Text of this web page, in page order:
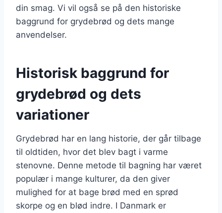
din smag. Vi vil også se på den historiske
baggrund for grydebrød og dets mange
anvendelser.
Historisk baggrund for
grydebrød og dets
variationer
Grydebrød har en lang historie, der går tilbage
til oldtiden, hvor det blev bagt i varme
stenovne. Denne metode til bagning har været
populær i mange kulturer, da den giver
mulighed for at bage brød med en sprød
skorpe og en blød indre. I Danmark er